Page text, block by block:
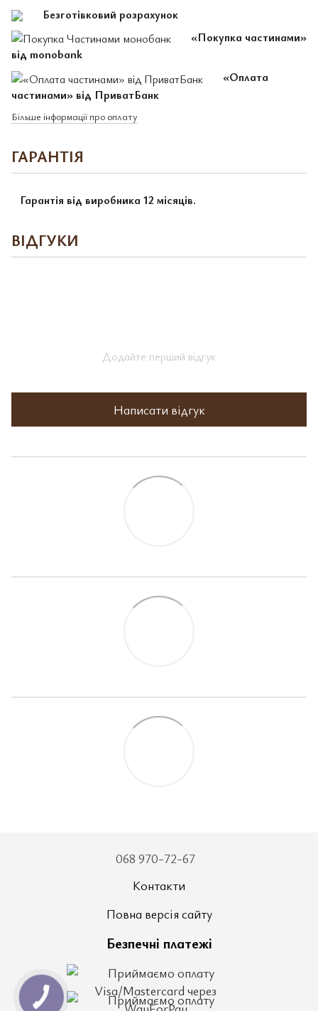
Безготівковий розрахунок
«Покупка частинами»
від monobank
«Оплата
частинами» від ПриватБанк
Більше інформації про оплату
ГАРАНТІЯ
Гарантія від виробника 12 місяців.
ВІДГУКИ
Додайте перший відгук
Написати відгук
068 970-72-67
Контакти
Повна версія сайту
Безпечні платежі